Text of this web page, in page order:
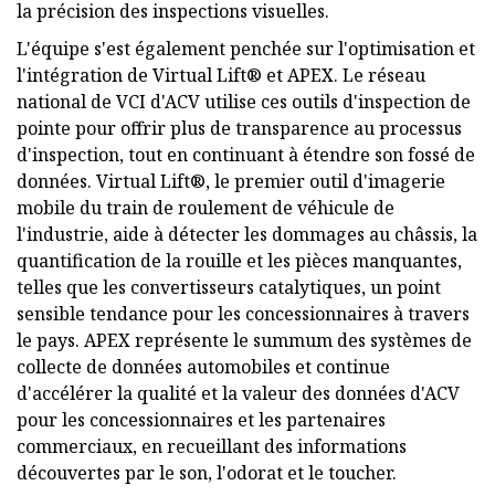
la précision des inspections visuelles.
L'équipe s'est également penchée sur l'optimisation et
l'intégration de Virtual Lift® et APEX. Le réseau
national de VCI d'ACV utilise ces outils d'inspection de
pointe pour offrir plus de transparence au processus
d'inspection, tout en continuant à étendre son fossé de
données. Virtual Lift®, le premier outil d'imagerie
mobile du train de roulement de véhicule de
l'industrie, aide à détecter les dommages au châssis, la
quantification de la rouille et les pièces manquantes,
telles que les convertisseurs catalytiques, un point
sensible tendance pour les concessionnaires à travers
le pays. APEX représente le summum des systèmes de
collecte de données automobiles et continue
d'accélérer la qualité et la valeur des données d'ACV
pour les concessionnaires et les partenaires
commerciaux, en recueillant des informations
découvertes par le son, l'odorat et le toucher.